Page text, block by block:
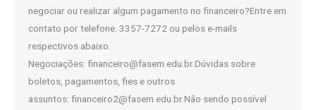
negociar ou realizar algum pagamento no financeiro?Entre em
contato por telefone: 3357-7272 ou pelos e-mails
respectivos abaixo.
Negociações: financeiro@fasem.edu.br.Dúvidas sobre
boletos, pagamentos, fies e outros
assuntos: financeiro2@fasem.edu.br.Não sendo possível